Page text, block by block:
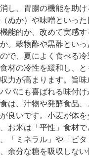
し、胃腸の機能を助け
ぬか）や味噌といっ
能的か、改めて実感
。穀物酢や黒酢とい
で、夏によく食べる
材の冷性を緩和し、
力が高まります。旨味
パにも喜ばれる味付
は、汁物や発酵食品
良いです。小麦が体
お米は「平性」食材
「ミネラル」や「ビ
余分な糖を吸収しない